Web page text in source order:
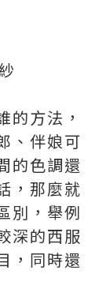
的方法，
、伴娘可
的色調還
，那麼就
別，舉例
深的西服
，同時還